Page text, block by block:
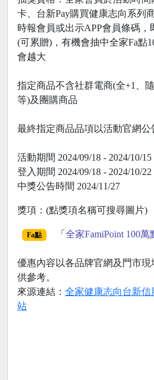
卡、台新Pay購買健康志向系列
時報會員或出示APP會員條碼，
(可累贈)，有機會抽中全家Fa點
會越大
指定商品不含社群電商(全+1、
等)及團購商品
最終指定商品品項以活動官網公
活動期間 2024/09/18 - 2024/10/15
登入期間 2024/09/18 - 2024/10/22
中獎公告時間 2024/11/27
獎項：(點獎項名稱可搜尋圖片)
Fa點 「 全家FamiPoint 100萬
優惠內容以各品牌官網及門市
供參考。
來源連結： 全家健康志向台新信
站